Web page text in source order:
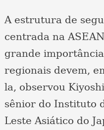
A estrutura de
centrada na
grande
regionais devem,
la, observou
sênior do Instituto
Leste Asiático do